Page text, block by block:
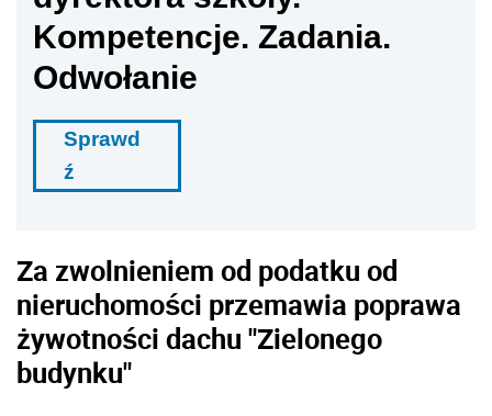
Kompetencje. Zadania.
Odwołanie
Sprawd
ź
Za zwolnieniem od podatku od
nieruchomości przemawia poprawa
żywotności dachu "Zielonego
budynku"